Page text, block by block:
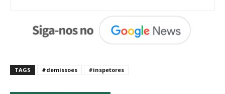
TAGS #demissoes #inspetores